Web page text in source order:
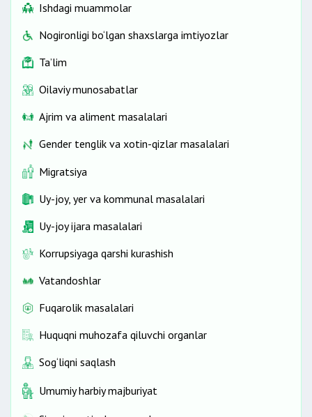
Ishdagi muammolar
Nogironligi bo‘lgan shaxslarga imtiyozlar
Ta’lim
Oilaviy munosabatlar
Ajrim va aliment masalalari
Gender tenglik va xotin-qizlar masalalari
Migratsiya
Uy-joy, yer va kommunal masalalari
Uy-joy ijara masalalari
Korrupsiyaga qarshi kurashish
Vatandoshlar
Fuqarolik masalalari
Huquqni muhozafa qiluvchi organlar
Sog‘liqni saqlash
Umumiy harbiy majburiyat